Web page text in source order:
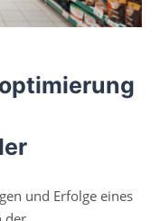
und Erfolge eines